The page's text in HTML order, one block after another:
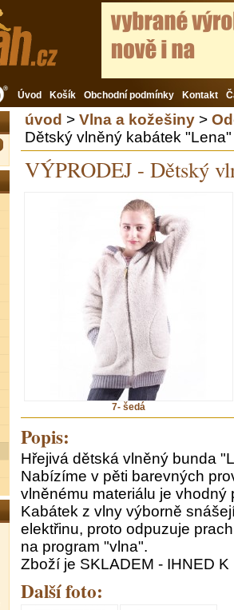
Úvod Košík Obchodní podmínky Kontakt
úvod > Vlna a kožešiny >
Dětský vlněný kabátek
VÝPRODEJ - Dětský
7- šedá
Popis:
Hřejivá dětská vlněný bunda
Nabízíme v pěti barevných
vlněnému materiálu je
Kabátek z vlny výborně
elektřinu, proto odpuzuje
na program "vlna".
Zboží je SKLADEM - IHNED K
Další foto: